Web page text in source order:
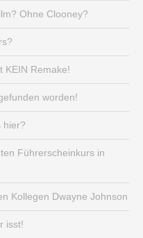
Ohne Clooney?
KEIN Remake!
worden!
hier?
Führerscheinkurs in
Kollegen Dwayne Johnson
isst!